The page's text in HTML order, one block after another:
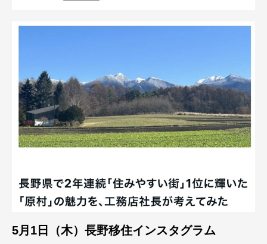
5月1日（木）長野移住インスタグラム